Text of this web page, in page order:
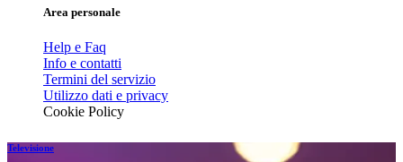
Area personale
Help e Faq
Info e contatti
Termini del servizio
Utilizzo dati e privacy
Cookie Policy
Televisione